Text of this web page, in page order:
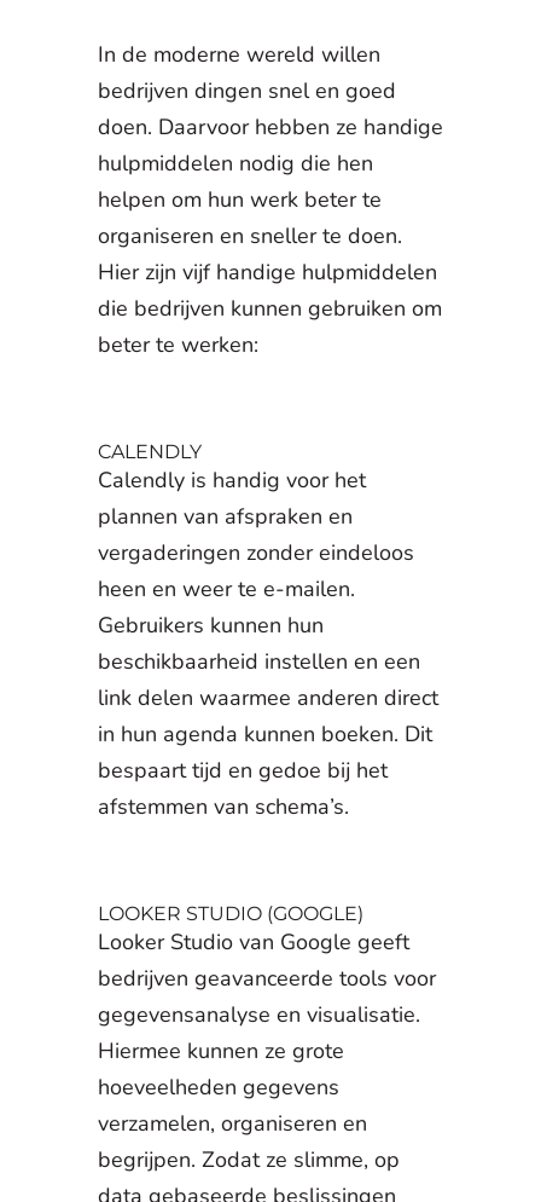
In de moderne wereld willen
bedrijven dingen snel en goed
doen. Daarvoor hebben ze handige
hulpmiddelen nodig die hen
helpen om hun werk beter te
organiseren en sneller te doen.
Hier zijn vijf handige hulpmiddelen
die bedrijven kunnen gebruiken om
beter te werken:
CALENDLY
Calendly is handig voor het
plannen van afspraken en
vergaderingen zonder eindeloos
heen en weer te e-mailen.
Gebruikers kunnen hun
beschikbaarheid instellen en een
link delen waarmee anderen direct
in hun agenda kunnen boeken. Dit
bespaart tijd en gedoe bij het
afstemmen van schema’s.
LOOKER STUDIO (GOOGLE)
Looker Studio van Google geeft
bedrijven geavanceerde tools voor
gegevensanalyse en visualisatie.
Hiermee kunnen ze grote
hoeveelheden gegevens
verzamelen, organiseren en
begrijpen. Zodat ze slimme, op
data gebaseerde beslissingen